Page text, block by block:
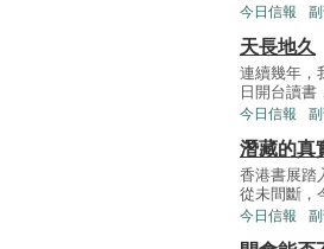
今日信報
天長地久
連續幾年，
日開台讀書
今日信報
潛藏的真
香港書展踏
從未間斷，
今日信報